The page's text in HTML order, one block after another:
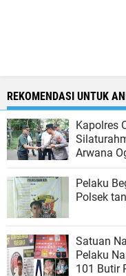
REKOMENDASI UNTUK
Kapolres
Arwana
Pelaku Begal berhasil Dibekuk
Polsek
Satuan
Pelaku
101 Butir